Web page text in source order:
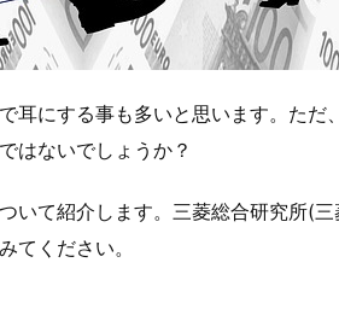
耳にする事も多いと思います。ただ
はないでしょうか？
いて紹介します。三菱総合研究所(
てください。